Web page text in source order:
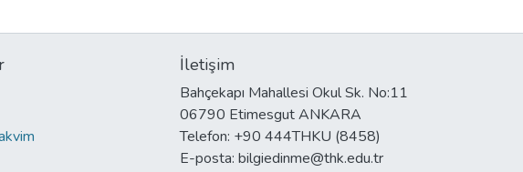
İletişim
Bahçekapı Mahallesi Okul Sk. No:11
06790 Etimesgut ANKARA
Telefon: +90 444THKU (8458)
E-posta: bilgiedinme@thk.edu.tr